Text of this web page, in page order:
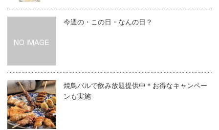
今週の・この日・なんの日？
焼鳥バルで飲み放題提供中＊お得なキャンペー
ンも実施